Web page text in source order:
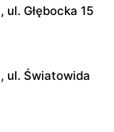
ul. Głębocka 15
ul. Światowida